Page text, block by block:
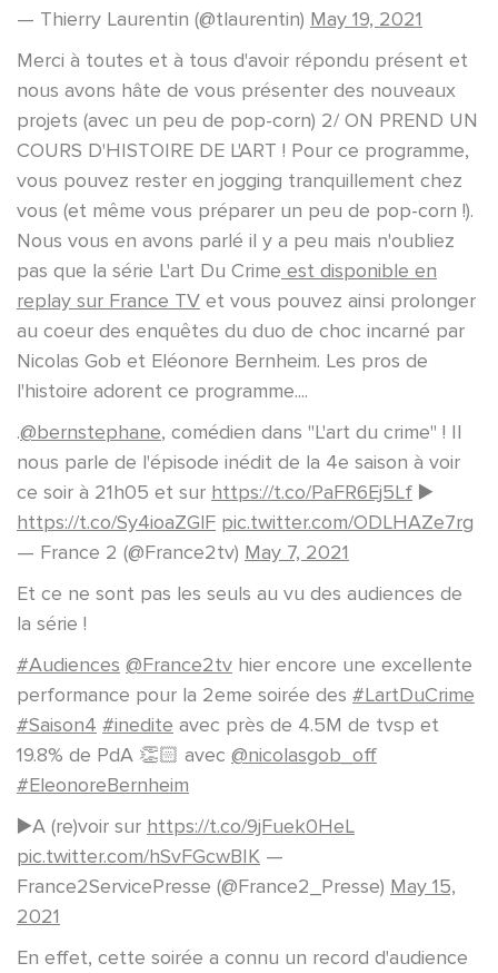
— Thierry Laurentin (@tlaurentin) May 19, 2021
Merci à toutes et à tous d'avoir répondu présent et
nous avons hâte de vous présenter des nouveaux
projets (avec un peu de pop-corn) 2/ ON PREND UN
COURS D'HISTOIRE DE L'ART ! Pour ce programme,
vous pouvez rester en jogging tranquillement chez
vous (et même vous préparer un peu de pop-corn !).
Nous vous en avons parlé il y a peu mais n'oubliez
pas que la série L'art Du Crime est disponible en
replay sur France TV et vous pouvez ainsi prolonger
au coeur des enquêtes du duo de choc incarné par
Nicolas Gob et Eléonore Bernheim. Les pros de
l'histoire adorent ce programme....
.@bernstephane, comédien dans "L'art du crime" ! Il
nous parle de l'épisode inédit de la 4e saison à voir
ce soir à 21h05 et sur https://t.co/PaFR6Ej5Lf ▶️
https://t.co/Sy4ioaZGlF pic.twitter.com/ODLHAZe7rg
— France 2 (@France2tv) May 7, 2021
Et ce ne sont pas les seuls au vu des audiences de
la série !
#Audiences @France2tv hier encore une excellente
performance pour la 2eme soirée des #LartDuCrime
#Saison4 #inedite avec près de 4.5M de tvsp et
19.8% de PdA 👏🏻 avec @nicolasgob_off
#EleonoreBernheim
▶️A (re)voir sur https://t.co/9jFuek0HeL
pic.twitter.com/hSvFGcwBIK —
France2ServicePresse (@France2_Presse) May 15,
2021
En effet, cette soirée a connu un record d'audience